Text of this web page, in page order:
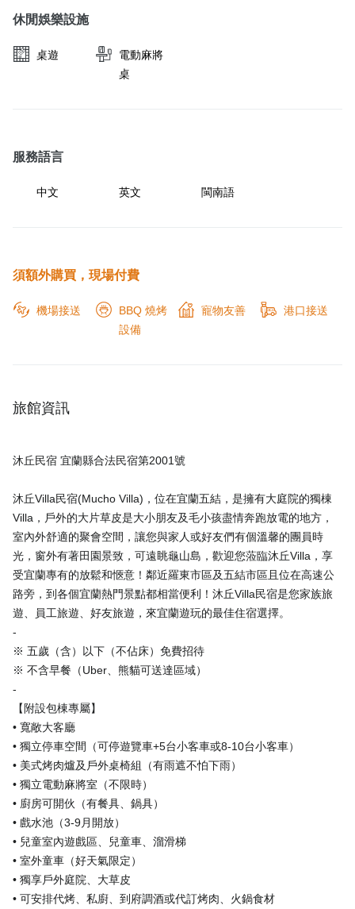
休閒娛樂設施
桌遊
電動麻將
桌
服務語言
中文 英文 閩南語
須額外購買，現場付費
機場接送
BBQ 燒烤
設備
寵物友善 港口接送
旅館資訊
沐丘民宿 宜蘭縣合法民宿第2001號
沐丘Villa民宿(Mucho Villa)，位在宜蘭五結，是擁有大庭院的獨棟
Villa，戶外的大片草皮是大小朋友及毛小孩盡情奔跑放電的地方，
室內外舒適的聚會空間，讓您與家人或好友們有個溫馨的團員時
光，窗外有著田園景致，可遠眺龜山島，歡迎您蒞臨沐丘Villa，享
受宜蘭專有的放鬆和愜意！鄰近羅東市區及五結市區且位在高速公
路旁，到各個宜蘭熱門景點都相當便利！沐丘Villa民宿是您家族旅
遊、員工旅遊、好友旅遊，來宜蘭遊玩的最佳住宿選擇。
-
※ 五歲（含）以下（不佔床）免費招待
※ 不含早餐（Uber、熊貓可送達區域）
-
【附設包棟專屬】
• 寬敞大客廳
• 獨立停車空間（可停遊覽車+5台小客車或8-10台小客車）
• 美式烤肉爐及戶外桌椅組（有雨遮不怕下雨）
• 獨立電動麻將室（不限時）
• 廚房可開伙（有餐具、鍋具）
• 戲水池（3-9月開放）
• 兒童室內遊戲區、兒童車、溜滑梯
• 室外童車（好天氣限定）
• 獨享戶外庭院、大草皮
• 可安排代烤、私廚、到府調酒或代訂烤肉、火鍋食材